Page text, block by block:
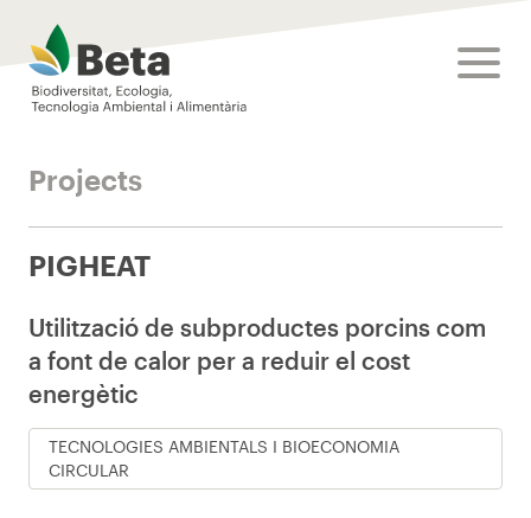
Beta Tech Center
Projects
PIGHEAT
Utilització de subproductes porcins com
a font de calor per a reduir el cost
energètic
TECNOLOGIES AMBIENTALS I BIOECONOMIA
CIRCULAR